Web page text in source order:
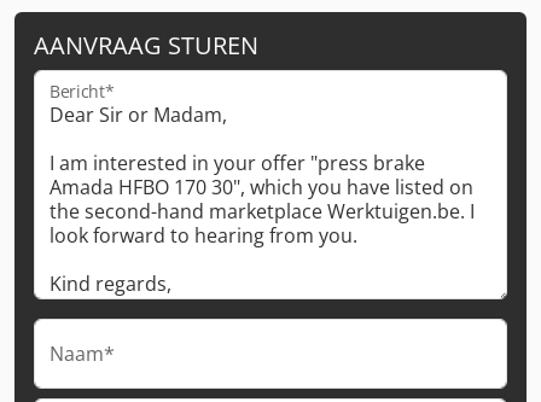
AANVRAAG STUREN
Bericht*
Naam*